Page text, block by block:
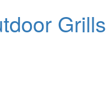
Grills